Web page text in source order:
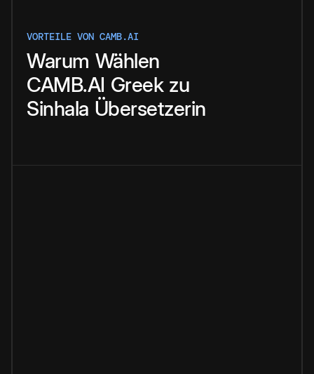
VORTEILE VON CAMB.AI
Warum Wählen
CAMB.AI Greek zu
Sinhala Übersetzerin